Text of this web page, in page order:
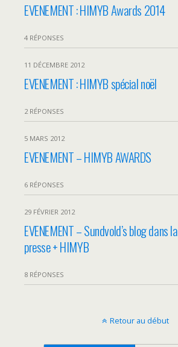
EVENEMENT : HIMYB Awards 2014
4 RÉPONSES
11 DÉCEMBRE 2012
EVENEMENT : HIMYB spécial noël
2 RÉPONSES
5 MARS 2012
EVENEMENT – HIMYB AWARDS
6 RÉPONSES
29 FÉVRIER 2012
EVENEMENT – Sundvold’s blog dans la
presse + HIMYB
8 RÉPONSES
Retour au début